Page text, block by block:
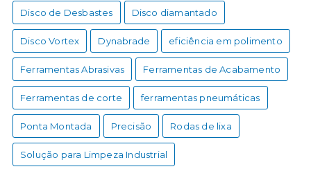
Disco de Desbastes Disco diamantado
Disco Vortex Dynabrade eficiência em polimento
Ferramentas Abrasivas Ferramentas de Acabamento
Ferramentas de corte ferramentas pneumáticas
Ponta Montada Precisão Rodas de lixa
Solução para Limpeza Industrial